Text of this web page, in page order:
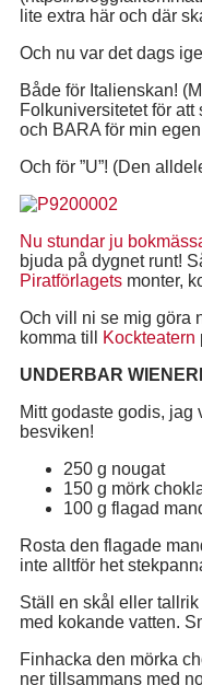
lite extra här och där
Och nu var det dags
Både för Italienskan!
Folkuniversitetet för
och BARA för min
Och för ”U”! (Den
Nu stundar ju
bjuda på dygnet runt!
Piratförlagets monter,
Och vill ni se mig göra
komma till
Kockteatern
UNDERBAR
Mitt godaste godis, jag
besviken!
250 g nougat
150 g mörk
100 g flagad
Rosta den flagade
inte alltför het
Ställ en skål eller
med kokande vatten.
Finhacka den mörka
ner tillsammans med